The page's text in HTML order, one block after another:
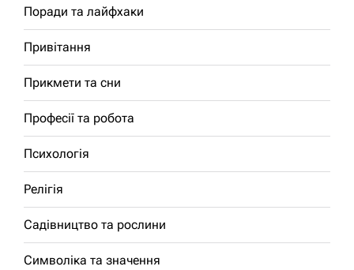
Поради та лайфхаки
Привітання
Прикмети та сни
Професії та робота
Психологія
Релігія
Садівництво та рослини
Символіка та значення